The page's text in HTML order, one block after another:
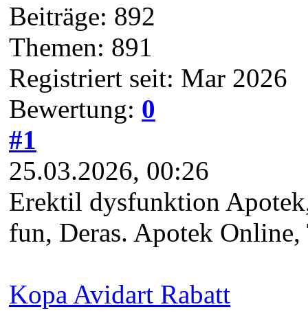
Beiträge: 892
Themen: 891
Registriert seit: Mar 2026
Bewertung: 0
#1
25.03.2026, 00:26
Erektil dysfunktion
fun, Deras. Apotek
Kopa Avidart Rabatt